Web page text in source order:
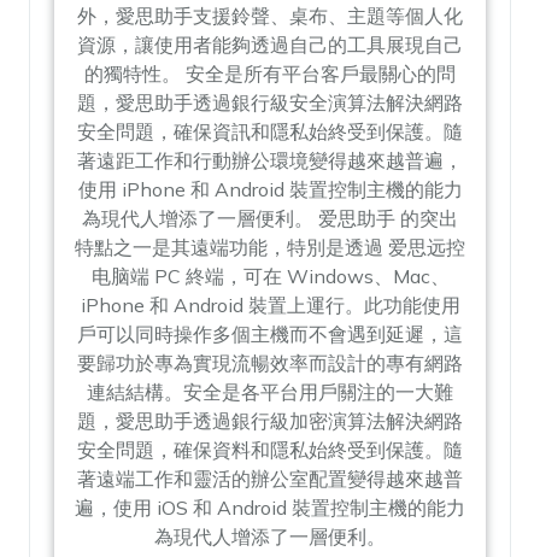
外，愛思助手支援鈴聲、桌布、主題等個人化
資源，讓使用者能夠透過自己的工具展現自己
的獨特性。 安全是所有平台客戶最關心的問
題，愛思助手透過銀行級安全演算法解決網路
安全問題，確保資訊和隱私始終受到保護。隨
著遠距工作和行動辦公環境變得越來越普遍，
使用 iPhone 和 Android 裝置控制主機的能力
為現代人增添了一層便利。 爱思助手 的突出
特點之一是其遠端功能，特別是透過 爱思远控
电脑端 PC 終端，可在 Windows、Mac、
iPhone 和 Android 裝置上運行。此功能使用
戶可以同時操作多個主機而不會遇到延遲，這
要歸功於專為實現流暢效率而設計的專有網路
連結結構。安全是各平台用戶關注的一大難
題，愛思助手透過銀行級加密演算法解決網路
安全問題，確保資料和隱私始終受到保護。隨
著遠端工作和靈活的辦公室配置變得越來越普
遍，使用 iOS 和 Android 裝置控制主機的能力
為現代人增添了一層便利。